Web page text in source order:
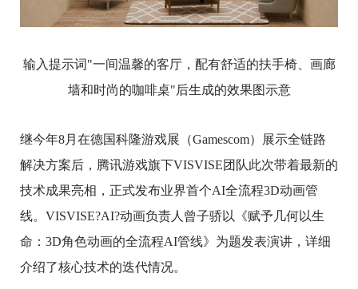
输入提示词"一间温馨的客厅，配有舒适的扶手椅、画廊
墙和时尚的咖啡桌"后生成的效果图示意
继今年8月在德国科隆游戏展（Gamescom）展示全链路
解决方案后，腾讯游戏旗下VISVISE团队此次带着最新的
技术成果亮相，正式发布业界首个AI全流程3D动画管
线。VISVISE?AI?动画负责人曾子骄以《赋予几何以生
命：3D角色动画的全流程AI管线》为题发表演讲，详细
介绍了核心技术的迭代情况。